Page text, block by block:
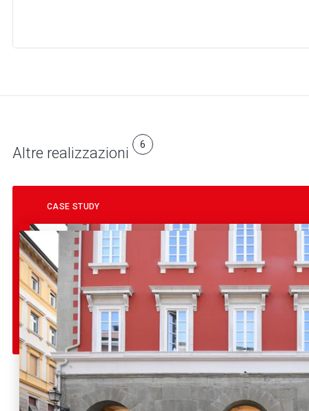
Altre realizzazioni 6
CASE STUDY